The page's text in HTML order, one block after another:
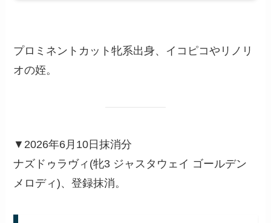
プロミネントカット牝系出身、イコピコやリノリ
オの姪。
▼2026年6月10日抹消分
ナズドゥラヴィ(牝3 ジャスタウェイ ゴールデン
メロディ)、登録抹消。